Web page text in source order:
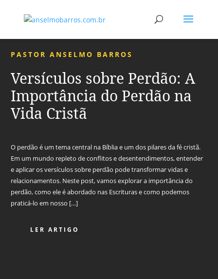
PASTOR ANSELMO BARROS
Versículos sobre Perdão: A
Importância do Perdão na
Vida Cristã
O perdão é um tema central na Bíblia e um dos pilares da fé cristã.
Em um mundo repleto de conflitos e desentendimentos, entender
e aplicar os versículos sobre perdão pode transformar vidas e
relacionamentos. Neste post, vamos explorar a importância do
perdão, como ele é abordado nas Escrituras e como podemos
praticá-lo em nosso […]
LER ARTIGO